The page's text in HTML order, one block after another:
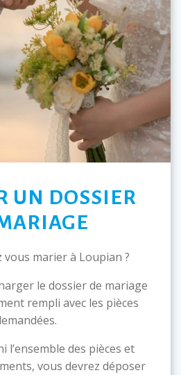
UN DOSSIER
marier à Loupian ?
le dossier de mariage
rempli avec les pièces
l’ensemble des pièces et
vous devrez déposer